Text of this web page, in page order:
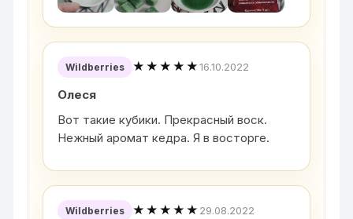
Wildberries ★★★★★16.10.2022
Олеся
Вот такие кубики. Прекрасный воск.
Нежный аромат кедра. Я в восторге.
Wildberries ★★★★★ 29.08.2022